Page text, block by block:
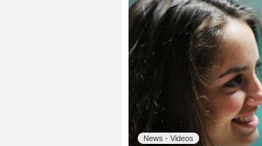
News - Videos